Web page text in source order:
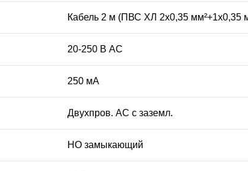
Кабель 2 м (ПВС ХЛ 2х0,35 мм²+1х0,35
20-250 В AC
250 мА
Двухпров. AC с заземл.
НО замыкающий